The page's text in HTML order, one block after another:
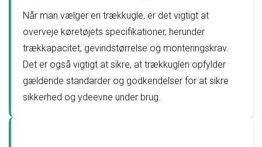
Når man vælger en trækkugle, er det vigtigt at
overveje køretøjets specifikationer, herunder
trækkapacitet, gevindstørrelse og monteringskrav.
Det er også vigtigt at sikre, at trækkuglen opfylder
gældende standarder og godkendelser for at sikre
sikkerhed og ydeevne under brug.